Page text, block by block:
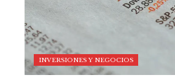
INVERSIONES Y NEGOCIOS